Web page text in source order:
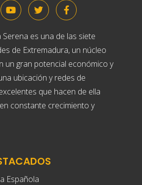
Serena es una de las siete
de Extremadura, un núcleo
un gran potencial económico y
ubicación y redes de
que hacen de ella
constante crecimiento y
Española